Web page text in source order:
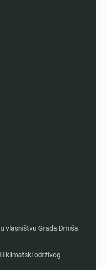
vlasništvu Grada Drniša
i klimatski održivog